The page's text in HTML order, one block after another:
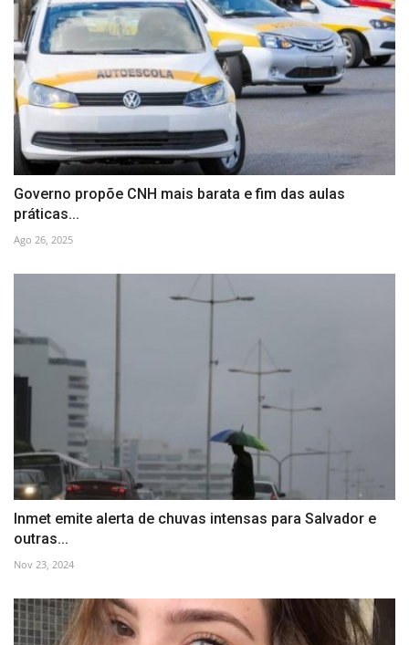
Governo propõe CNH mais barata e fim das aulas
práticas...
Ago 26, 2025
Inmet emite alerta de chuvas intensas para Salvador e
outras...
Nov 23, 2024